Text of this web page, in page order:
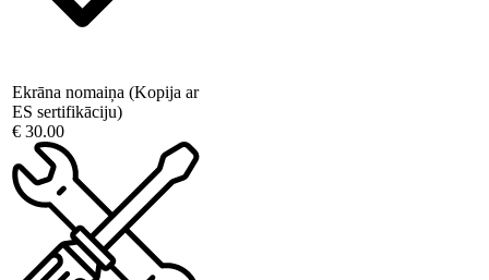
Ekrāna nomaiņa (Kopija ar
ES sertifikāciju)
€ 30.00